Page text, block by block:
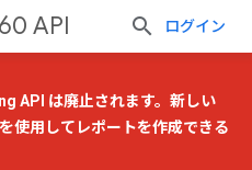
API ログイン
API は廃止されます。 新しい
を使用してレポートを作成できる